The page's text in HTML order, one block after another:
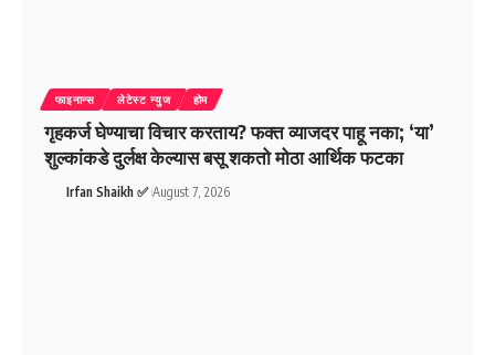
फाइनान्स लेटेस्ट न्युज होम
गृहकर्ज घेण्याचा विचार करताय? फक्त व्याजदर पाहू नका; ‘या’
शुल्कांकडे दुर्लक्ष केल्यास बसू शकतो मोठा आर्थिक फटका
Irfan Shaikh ✅ August 7, 2026